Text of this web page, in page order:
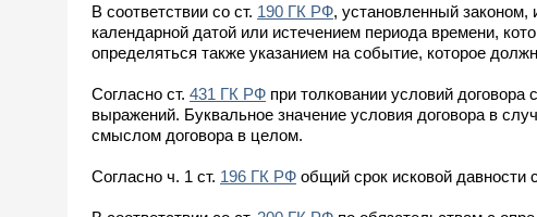
В соответствии со ст. 190 ГК РФ, установленный
календарной датой или истечением периода времени,
определяться также указанием на событие, которое
Согласно ст. 431 ГК РФ при толковании условий
выражений. Буквальное значение условия договора в
смыслом договора в целом.
Согласно ч. 1 ст. 196 ГК РФ общий срок исковой давности